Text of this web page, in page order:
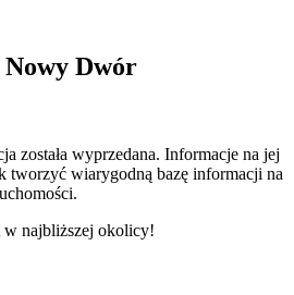
Dwór
została wyprzedana. Informacje na jej
tworzyć wiarygodną bazę informacji na
w najbliższej okolicy!